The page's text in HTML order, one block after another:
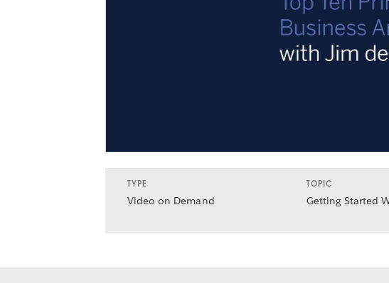
TYPE
Video on Demand
TOPIC
Getting Started